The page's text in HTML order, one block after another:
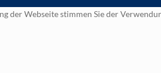
der Webseite stimmen Sie der